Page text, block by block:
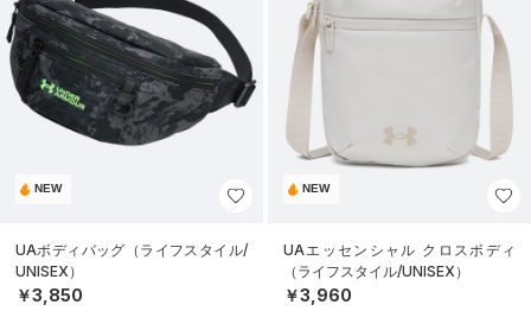
NEW
UAボディバッグ（ライフスタイル/
UNISEX）
￥3,850
NEW
UAエッセンシャル クロスボディ
（ライフスタイル/UNISEX）
￥3,960